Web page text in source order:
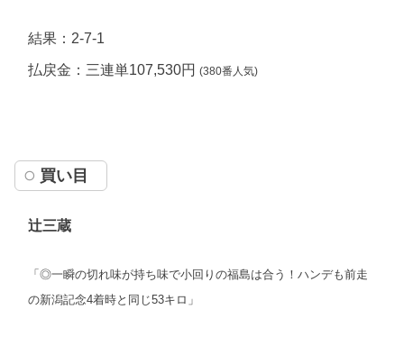
結果：2-7-1
払戻金：三連単107,530円(380番人気)
買い目
辻三蔵
「◎一瞬の切れ味が持ち味で小回りの福島は合う！ハンデも前走
の新潟記念4着時と同じ53キロ」